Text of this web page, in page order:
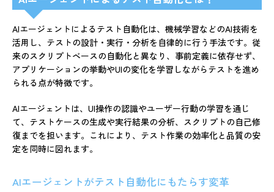
AIエージェントによるテスト自動化は、機械学習などのAI技術を
活用し、テストの設計・実行・分析を自律的に行う手法です。従
来のスクリプトベースの自動化と異なり、事前定義に依存せず、
アプリケーションの挙動やUIの変化を学習しながらテストを進め
られる点が特徴です。
AIエージェントは、UI操作の認識やユーザー行動の学習を通じ
て、テストケースの生成や実行結果の分析、スクリプトの自己修
復までを担います。これにより、テスト作業の効率化と品質の安
定を同時に図れます。
AIエージェントがテスト自動化にもたらす変革